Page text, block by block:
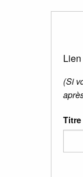
(Si
Titre